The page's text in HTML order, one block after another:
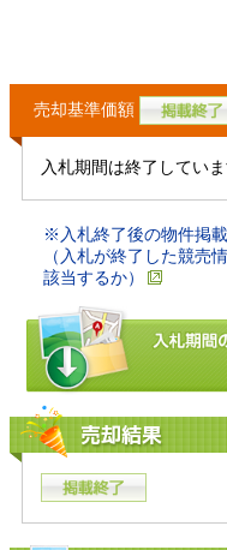
売却基準価額
入札期間は終了していま
※入札終了後の物件掲
（入札が終了した競売
該当するか）
売却結果